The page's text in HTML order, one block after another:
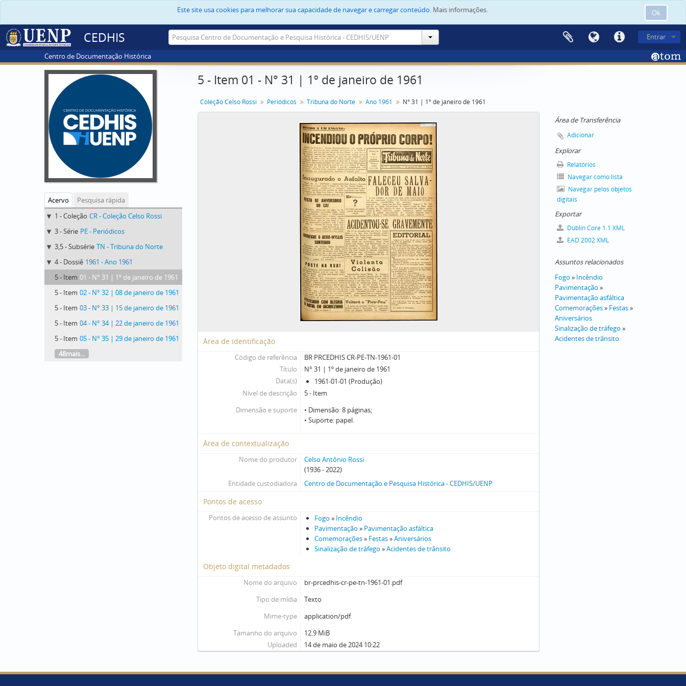
Ok
Este site usa cookies para melhorar sua capacidade de navegar e carregar conteúdo. Mais informações.
CEDHIS Entrar
Centro de Documentação Histórica
Acervo
Pesquisa rápida
1 - Coleção CR - Coleção Celso Rossi
3 - Série PE - Periódicos
3,5 - Subsérie TN - Tribuna do Norte
4 - Dossiê 1961 - Ano 1961
5 - Item 01 - N° 31 | 1º de janeiro de 1961
5 - Item 02 - N° 32 | 08 de janeiro de 1961
5 - Item 03 - N° 33 | 15 de janeiro de 1961
5 - Item 04 - N° 34 | 22 de janeiro de 1961
5 - Item 05 - N° 35 | 29 de janeiro de 1961
48mais...
5 - Item 01 - N° 31 | 1º de janeiro de 1961
Coleção Celso Rossi Periódicos Tribuna do Norte Ano 1961 N° 31 | 1º de janeiro de 1961
Área de identificação
Código de referência
BR PRCEDHIS CR-PE-TN-1961-01
Título
N° 31 | 1º de janeiro de 1961
Data(s)
1961-01-01 (Produção)
Nível de descrição
5 - Item
Dimensão e suporte
• Dimensão: 8 páginas;
• Suporte: papel.
Área de contextualização
Nome do produtor
Celso Antônio Rossi
(1936 - 2022)
Entidade custodiadora
Centro de Documentação e Pesquisa Histórica - CEDHIS/UENP
Pontos de acesso
Pontos de acesso de assunto Fogo » Incêndio
Pavimentação » Pavimentação asfáltica
Comemorações» Festas»Aniversários
Sinalização de tráfego »Acidentes de trânsito
Objeto digital metadados
Nome do arquivo
br-prcedhis-cr-pe-tn-1961-01.pdf
Tipo de mídia
Texto
Mime-type
application/pdf
Tamanho do arquivo
12.9 MiB
Uploaded
14 de maio de 2024 10:22
Área de Transferência
Adicionar
Explorar
Relatórios
Navegar como lista
Navegar pelos objetos
digitais
Exportar
Dublin Core 1.1 XML
EAD 2002 XML
Assuntos relacionados
Fogo » Incêndio
Pavimentação »
Pavimentação asfáltica
Comemorações» Festas»
Aniversários
Sinalização de tráfego »
Acidentes de trânsito